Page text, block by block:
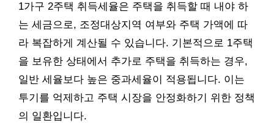
1가구 2주택 취득세율은 주택을 취득할 때 내야 하
는 세금으로, 조정대상지역 여부와 주택 가액에 따
라 복잡하게 계산될 수 있습니다. 기본적으로 1주택
을 보유한 상태에서 추가로 주택을 취득하는 경우,
일반 세율보다 높은 중과세율이 적용됩니다. 이는
투기를 억제하고 주택 시장을 안정화하기 위한 정책
의 일환입니다.